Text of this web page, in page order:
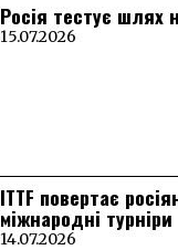
Росія тестує шлях
15.07.2026
ITTF повертає
міжнародні турніри
14.07.2026